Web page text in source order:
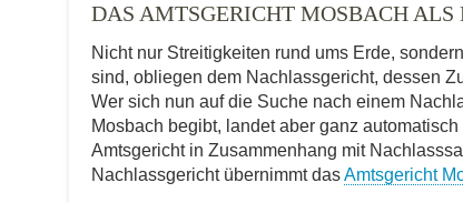
DAS AMTSGERICHT MOSBACH ALS
Nicht nur Streitigkeiten rund ums Erde,
sind, obliegen dem Nachlassgericht, dessen
Wer sich nun auf die Suche nach einem
Mosbach begibt, landet aber ganz
Amtsgericht in Zusammenhang mit
Nachlassgericht übernimmt dasAmtsgericht